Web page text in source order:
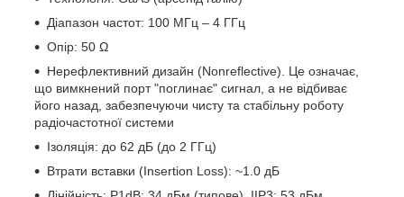
Діапазон частот: 100 МГц – 4 ГГц
Опір: 50 Ω
Нерефлективний дизайн (Nonreflective). Це означає,
що вимкнений порт "поглинає" сигнал, а не відбиває
його назад, забезпечуючи чисту та стабільну роботу
радіочастотної системи
Ізоляція: до 62 дБ (до 2 ГГц)
Втрати вставки (Insertion Loss): ~1.0 дБ